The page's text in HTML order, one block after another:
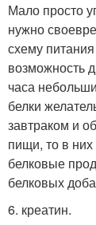
Мало просто
нужно
схему
возможность
часа
белки
завтраком и
пищи, то в
белковые
белковых
6. креатин.